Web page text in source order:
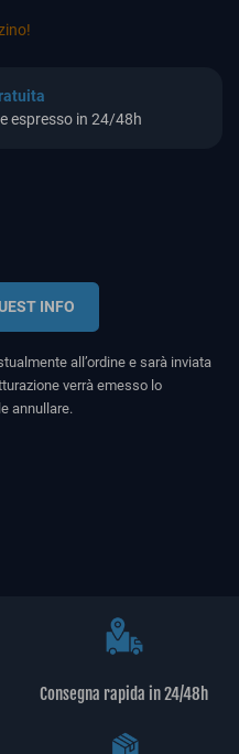
espresso in 24/48h
INFO
all’ordine e sarà inviata
verrà emesso lo
annullare.
Consegna rapida in 24/48h